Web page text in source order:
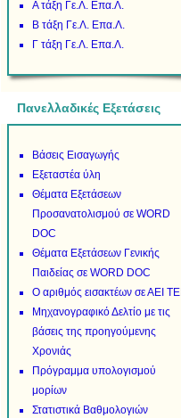
Α τάξη Γε.Λ. Επα.Λ.
Β τάξη Γε.Λ. Επα.Λ.
Γ τάξη Γε.Λ. Επα.Λ.
Πανελλαδικές Εξετάσεις
Βάσεις Εισαγωγής
Εξεταστέα ύλη
Θέματα Εξετάσεων
Προσανατολισμού σε WORD
DOC
Θέματα Εξετάσεων Γενικής
Παιδείας σε WORD DOC
Ο αριθμός εισακτέων σε ΑΕΙ ΤΕΙ
Μηχανογραφικό Δελτίο με τις
βάσεις της προηγούμενης
Χρονιάς
Πρόγραμμα υπολογισμού
μορίων
Στατιστικά Βαθμολογιών